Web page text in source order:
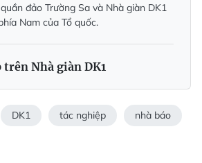
đảo Trường Sa và Nhà giàn DK1
Nam của Tổ quốc.
trên Nhà giàn DK1
DK1 tác nghiệp nhà báo